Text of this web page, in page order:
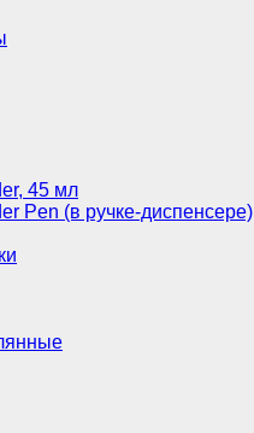
45 мл
Pen (в ручке-диспенсере)